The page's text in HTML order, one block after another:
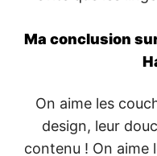
Ma conclusion
On aime les
design, leur
contenu ! On aime